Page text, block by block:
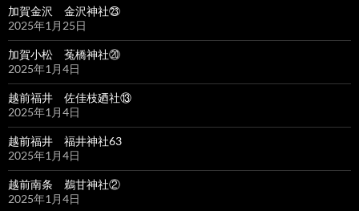
加賀金沢 金沢神社㉓
2025年1月25日
加賀小松 菟橋神社⑳
2025年1月4日
越前福井 佐佳枝廼社⑬
2025年1月4日
越前福井 福井神社63
2025年1月4日
越前南条 鵜甘神社②
2025年1月4日